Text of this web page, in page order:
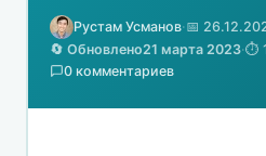
Рустам Усманов·📅
🔄 Обновлено21 марта 2023·⏱️
0 комментариев